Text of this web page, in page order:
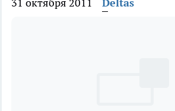
31 октября 2011 Deltas